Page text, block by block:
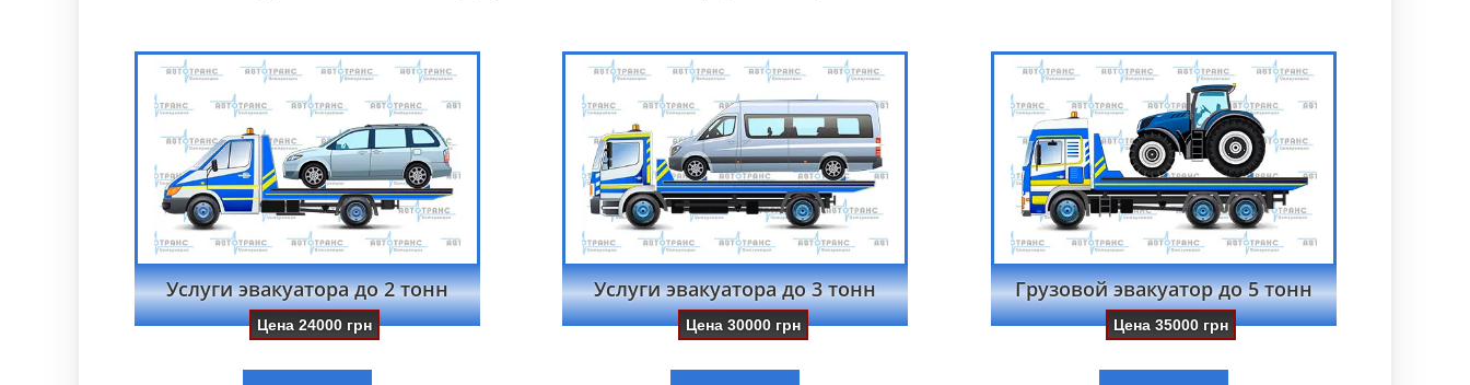
Услуги эвакуатора до 2 тонн
Цена24000 грн
Услуги эвакуатора до 3 тонн
Цена 30000грн
Грузовой эвакуатор до 5 тонн
Цена35000 грн